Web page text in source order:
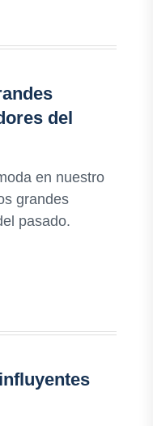
del
en nuestro
grandes
pasado.